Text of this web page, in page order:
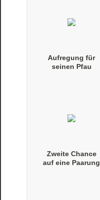
Aufregung für
seinen Pfau
Zweite Chance
auf eine Paarung